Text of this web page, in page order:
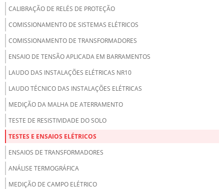
CALIBRAÇÃO DE RELÉS DE PROTEÇÃO
COMISSIONAMENTO DE SISTEMAS ELÉTRICOS
COMISSIONAMENTO DE TRANSFORMADORES
ENSAIO DE TENSÃO APLICADA EM BARRAMENTOS
LAUDO DAS INSTALAÇÕES ELÉTRICAS NR10
LAUDO TÉCNICO DAS INSTALAÇÕES ELÉTRICAS
MEDIÇÃO DA MALHA DE ATERRAMENTO
TESTE DE RESISTIVIDADE DO SOLO
TESTES E ENSAIOS ELÉTRICOS
ENSAIOS DE TRANSFORMADORES
ANÁLISE TERMOGRÁFICA
MEDIÇÃO DE CAMPO ELÉTRICO